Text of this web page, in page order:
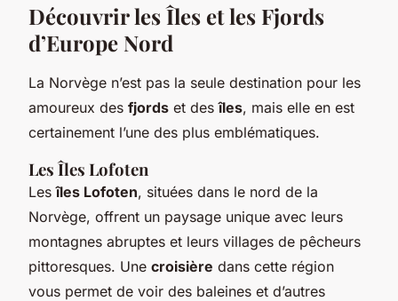
Découvrir les Îles et les Fjords
d’Europe Nord
La Norvège n’est pas la seule destination pour les
amoureux des fjords et desîles, mais elle en est
certainement l’une des plus emblématiques.
Les Îles Lofoten
Lesîles Lofoten, situées dans le nord de la
Norvège, offrent un paysage unique avec leurs
montagnes abruptes et leurs villages de pêcheurs
pittoresques. Une croisière dans cette région
vous permet de voir des baleines et d’autres